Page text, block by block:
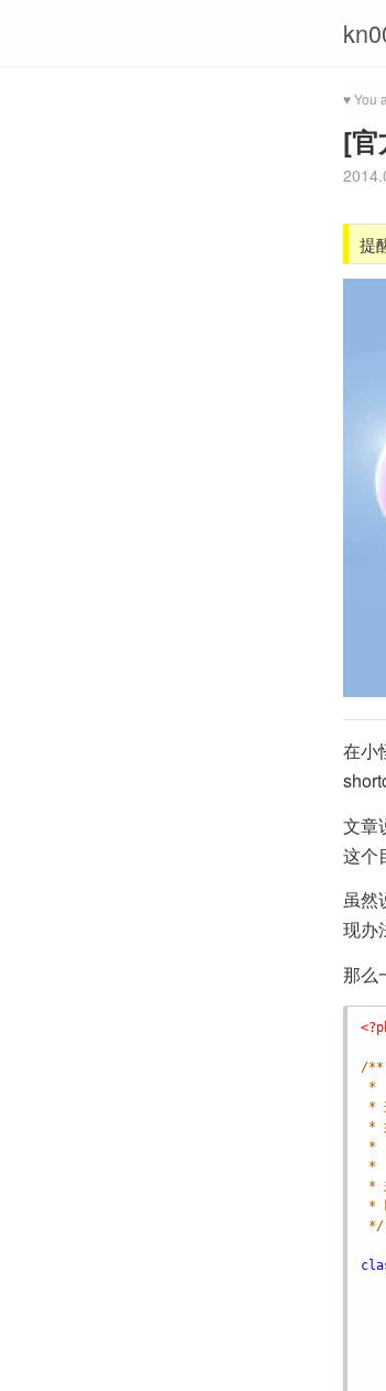
♥ You
[
提
在小
文章
这个
虽然
现办
那么
/**
*
*
*
*
*
*
*
*/